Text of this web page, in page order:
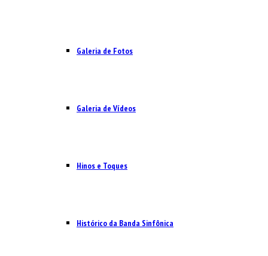
Galeria de Fotos
Galeria de Vídeos
Hinos e Toques
Histórico da Banda Sinfônica